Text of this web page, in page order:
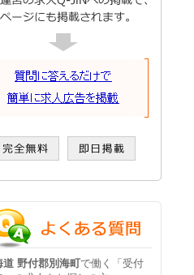
道 野付郡別海町で働く「受付